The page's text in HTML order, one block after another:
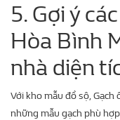
5. Gợi ý
Hòa Bình
nhà diện
Với kho mẫu đồ sộ, Gạch
những mẫu gạch phù